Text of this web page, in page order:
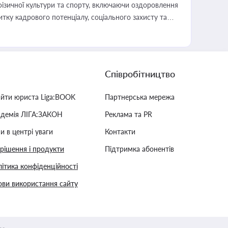
культури та спорту, включаючи оздоровлення
кадрового потенціалу, соціального захисту та
юриста Liga:BOOK
ЛІГА:ЗАКОН
в центрі уваги
рішення і продукти
конфіденційності
використання сайту
Співробітництво
Партнерська мережа
Реклама та PR
Контакти
Підтримка абонентів